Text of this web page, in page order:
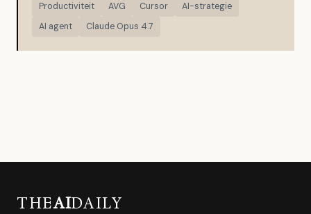
Productiviteit
AVG Cursor
AI-strategie
AI agent
Claude Opus 4.7
THEAIDAILY